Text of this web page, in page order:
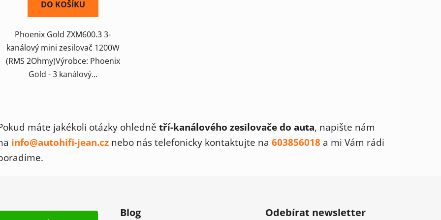
DO KOŠÍKU
Phoenix Gold ZXM600.3 3-
kanálový mini zesilovač 1200W
(RMS 2Ohmy)Výrobce: Phoenix
Gold - 3 kanálový...
l
á
d
máte jakékoli otázky ohledně tří-kanálového zesilovače do auta, napište nám
info@autohifi-jean.cz nebo nás telefonicky kontaktujte na 603856018 a mi Vám rádi
Blog Odebírat newsletter